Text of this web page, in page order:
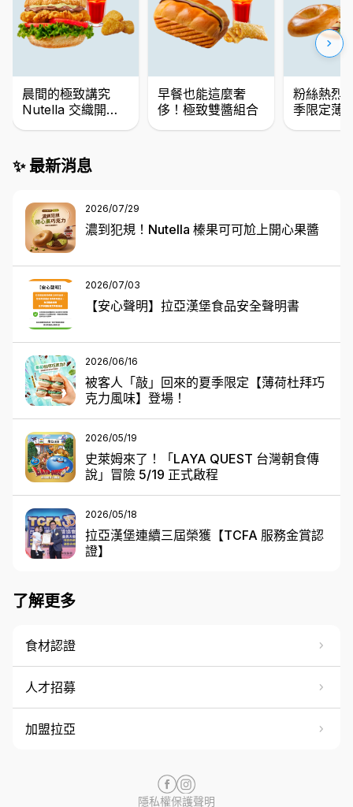
keyboard_arrow_right
晨間的極致講究
Nutella 交織開心
早餐也能這麼奢
侈！極致雙醬組合
粉絲熱烈
季限定薄
✨ 最新消息
2026/07/29
濃到犯規！Nutella 榛果可可尬上開心果醬
2026/07/03
【安心聲明】拉亞漢堡食品安全聲明書
2026/06/16
被客人「敲」回來的夏季限定【薄荷杜拜巧
克力風味】登場！
2026/05/19
史萊姆來了！「LAYA QUEST 台灣朝食傳
說」冒險 5/19 正式啟程
2026/05/18
拉亞漢堡連續三屆榮獲【TCFA 服務金賞認
證】
了解更多
食材認證 keyboard_arrow_right
人才招募 keyboard_arrow_right
加盟拉亞 keyboard_arrow_right
隱私權保護聲明